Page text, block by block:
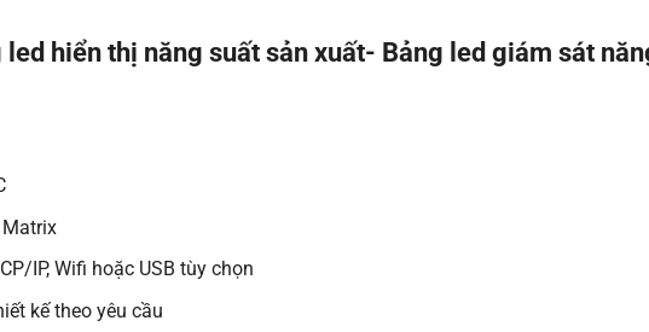
hiển thị năng suất sản xuất- Bảng led giám sát
IP, Wifi hoặc USB tùy chọn
kế theo yêu cầu